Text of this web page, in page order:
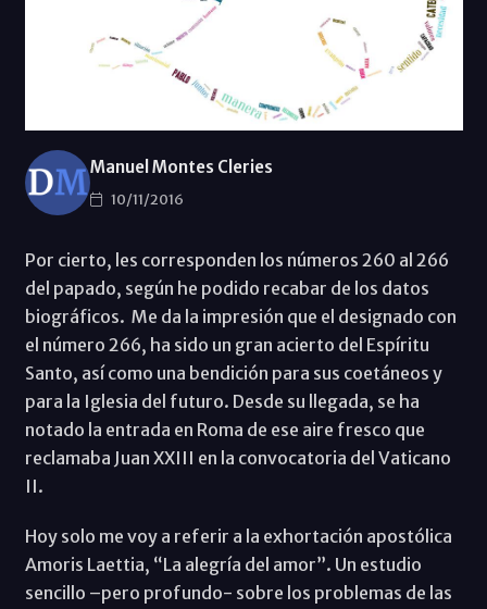
Manuel Montes Cleries
10/11/2016
Por cierto, les corresponden los números 260 al 266
del papado, según he podido recabar de los datos
biográficos. Me da la impresión que el designado con
el número 266, ha sido un gran acierto del Espíritu
Santo, así como una bendición para sus coetáneos y
para la Iglesia del futuro. Desde su llegada, se ha
notado la entrada en Roma de ese aire fresco que
reclamaba Juan XXIII en la convocatoria del Vaticano
II.
Hoy solo me voy a referir a la exhortación apostólica
Amoris Laettia, “La alegría del amor”. Un estudio
sencillo –pero profundo- sobre los problemas de las